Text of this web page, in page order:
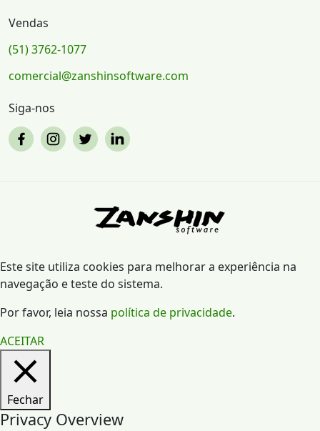
Vendas
(51) 3762-1077
comercial@zanshinsoftware.com
Siga-nos
Este site utiliza cookies para melhorar a experiência na
navegação e teste do sistema.
Por favor, leia nossa política de privacidade.
ACEITAR
Fechar
Privacy Overview